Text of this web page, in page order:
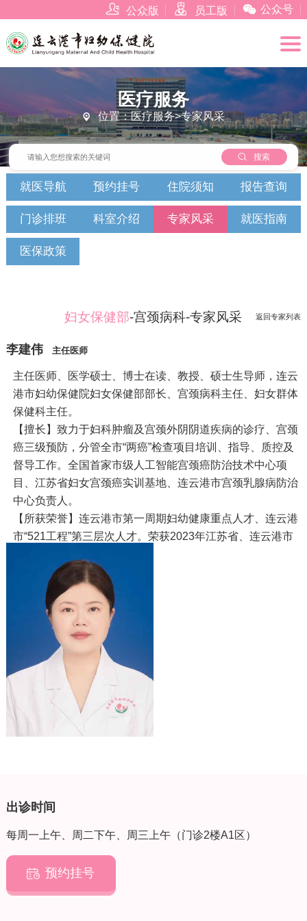
 公众版  员工版  公众号
 搜索
医疗服务
 位置：医疗服务>专家风采
就医导航 预约挂号 住院须知 报告查询
门诊排班 科室介绍 专家风采 就医指南
医保政策
妇女保健部-宫颈病科-专家风采 返回专家列表
李建伟 主任医师
主任医师、医学硕士、博士在读、教授、硕士生导师，连云
港市妇幼保健院妇女保健部部长、宫颈病科主任、妇女群体
保健科主任。
【擅长】致力于妇科肿瘤及宫颈外阴阴道疾病的诊疗、宫颈
癌三级预防，分管全市“两癌”检查项目培训、指导、质控及
督导工作。全国首家市级人工智能宫颈癌防治技术中心项
目、江苏省妇女宫颈癌实训基地、连云港市宫颈乳腺病防治
中心负责人。
【所获荣誉】连云港市第一周期妇幼健康重点人才、连云港
市“521工程”第三层次人才。荣获2023年江苏省、连云港市
五一劳动奖章、江苏省五一创新能手、江苏省技术能手等称
【科研成果】连云港市花果山科教强医工程医学创新团队
（宫颈癌综合防治）带头人、卫生攀峰计划“高峰”项目（妇
女保健科）带头人，主研及参与国家省市科研项目11项，获
省市新技术引进奖2项。
【社会任职】中国妇幼保健协会妇女病防治专业委员会常务
委员，江苏省研究型医院学会阴道镜和宫颈病理专委会常务
委员、江苏省预防医学会妇女保健专委会委员及宫颈学组委
员、江苏省妇幼健康研究协会消除宫颈癌专委会专家组成员
出诊时间
每周一上午、周二下午、周三上午（门诊2楼A1区）
 预约挂号